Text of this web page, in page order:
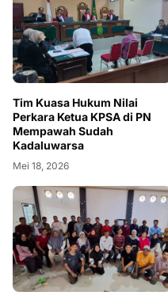
Tim Kuasa Hukum Nilai
Perkara Ketua KPSA di PN
Mempawah Sudah
Kadaluwarsa
Mei 18, 2026